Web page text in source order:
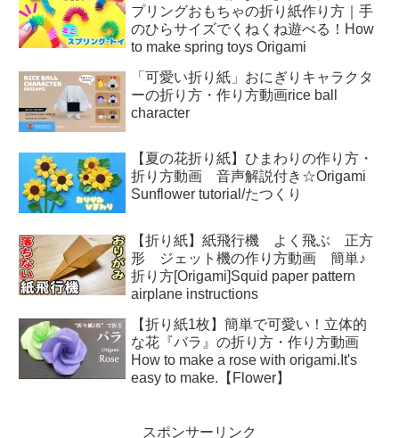
プリングおもちゃの折り紙作り方｜手
のひらサイズでくねくね遊べる！How
to make spring toys Origami
「可愛い折り紙」おにぎりキャラクタ
ーの折り方・作り方動画rice ball
character
【夏の花折り紙】ひまわりの作り方・
折り方動画 音声解説付き☆Origami
Sunflower tutorial/たつくり
【折り紙】紙飛行機 よく飛ぶ 正方
形 ジェット機の作り方動画 簡単♪
折り方[Origami]Squid paper pattern
airplane instructions
【折り紙1枚】簡単で可愛い！立体的
な花『バラ』の折り方・作り方動画
How to make a rose with origami.It's
easy to make.【Flower】
スポンサーリンク